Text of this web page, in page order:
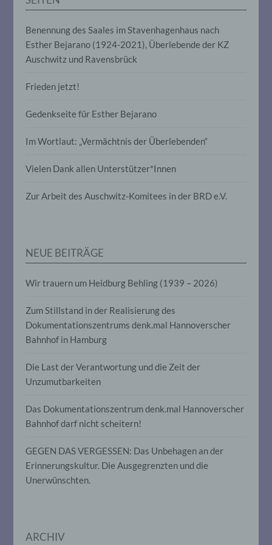
Benennung des Saales im Stavenhagenhaus nach
Esther Bejarano (1924-2021), Überlebende der KZ
Auschwitz und Ravensbrück
Frieden jetzt!
Gedenkseite für Esther Bejarano
Im Wortlaut: „Vermächtnis der Überlebenden“
Vielen Dank allen Unterstützer*Innen
Zur Arbeit des Auschwitz-Komitees in der BRD e.V.
NEUE BEITRÄGE
Wir trauern um Heidburg Behling (1939 – 2026)
Zum Stillstand in der Realisierung des
Dokumentationszentrums denk.mal Hannoverscher
Bahnhof in Hamburg
Die Last der Verantwortung und die Zeit der
Unzumutbarkeiten
Das Dokumentationszentrum denk.mal Hannoverscher
Bahnhof darf nicht scheitern!
GEGEN DAS VERGESSEN: Das Unbehagen an der
Erinnerungskultur. Die Ausgegrenzten und die
Unerwünschten.
ARCHIV
die Offenlegung durch Übermittlung,
Bereitstellung, den Abgleich oder die
Verknüpfung, die Einschränkung, das
Löschen oder die Vernichtung.
d) Einschränkung der Verarbeitung
Einschränkung der Verarbeitung ist die
personenbezogener Daten mit dem Ziel,
e) Profiling
personenbezogenen Daten verwendet
werden, um bestimmte persönliche
Person beziehen, zu bewerten,
Arbeitsleistung, wirtschaftlicher Lage,
Gesundheit, persönlicher Vorlieben,
Interessen, Zuverlässigkeit, Verhalten,
Aufenthaltsort oder Ortswechsel dieser
vorherzusagen.
Pseudonymisierung ist die Verarbeitung
auf welche die personenbezogenen Daten
ohne Hinzuziehung zusätzlicher
Informationen nicht mehr einer
spezifischen betroffenen Person
unterliegen, die gewährleisten, dass die